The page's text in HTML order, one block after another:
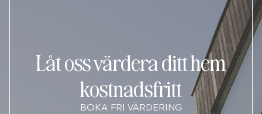
Låt oss värdera ditt hem
kostnadsfritt
BOKA FRI VÄRDERING